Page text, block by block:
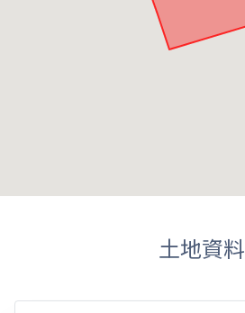
土地資料